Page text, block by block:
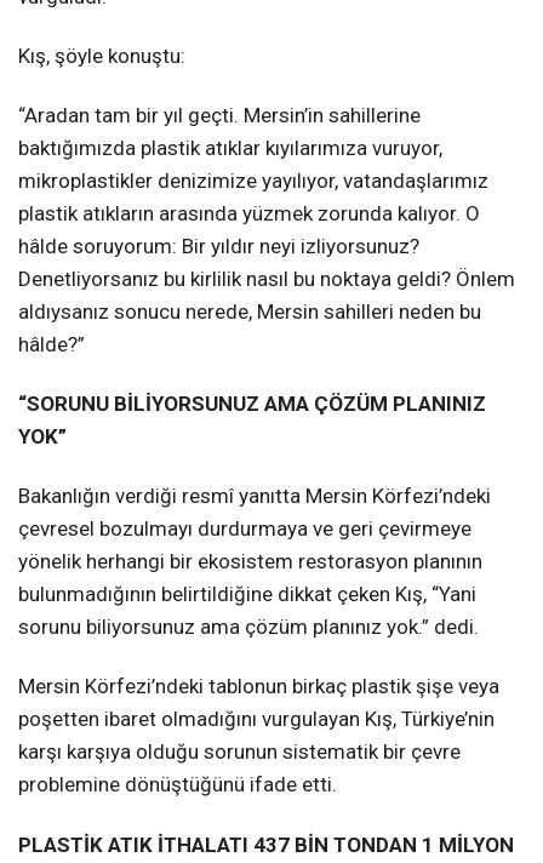
Kış, şöyle konuştu:
“Aradan tam bir yıl geçti. Mersin’in sahillerine
baktığımızda plastik atıklar kıyılarımıza vuruyor,
mikroplastikler denizimize yayılıyor, vatandaşlarımız
plastik atıkların arasında yüzmek zorunda kalıyor. O
hâlde soruyorum: Bir yıldır neyi izliyorsunuz?
Denetliyorsanız bu kirlilik nasıl bu noktaya geldi? Önlem
aldıysanız sonucu nerede, Mersin sahilleri neden bu
hâlde?”
“SORUNU BİLİYORSUNUZ AMA ÇÖZÜM PLANINIZ
YOK”
Bakanlığın verdiği resmî yanıtta Mersin Körfezi’ndeki
çevresel bozulmayı durdurmaya ve geri çevirmeye
yönelik herhangi bir ekosistem restorasyon planının
bulunmadığının belirtildiğine dikkat çeken Kış, “Yani
sorunu biliyorsunuz ama çözüm planınız yok.” dedi.
Mersin Körfezi’ndeki tablonun birkaç plastik şişe veya
poşetten ibaret olmadığını vurgulayan Kış, Türkiye’nin
karşı karşıya olduğu sorunun sistematik bir çevre
problemine dönüştüğünü ifade etti.
PLASTİK ATIK İTHALATI 437 BİN TONDAN 1 MİLYON